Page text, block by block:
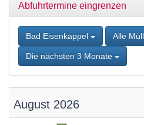
Kontaktseite
springen,
Accesskey
Sitemap
springen,
Accesskey
Abfuhrtermine eingrenzen
Bad Eisenkappel Alle
Die nächsten 3 Monate
August 2026